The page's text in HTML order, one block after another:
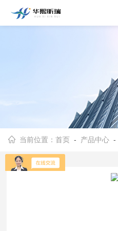
当前位置：首页 - 产品中心 -